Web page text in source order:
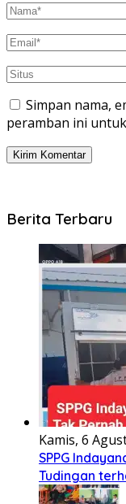
Simpan nama,
peramban ini
Berita Terbaru
Kamis, 6
SPPG
Tudingan